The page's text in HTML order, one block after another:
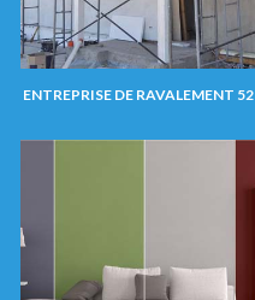
ENTREPRISE DE RAVALEMENT 52